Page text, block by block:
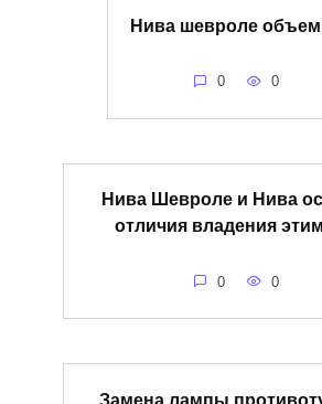
Нива шевроле объем
0 0
Нива Шевроле и Нива
отличия владения
0 0
Замена лампы